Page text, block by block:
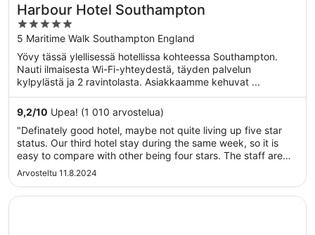
Harbour Hotel Southampton
5
out
of
5
5 Maritime Walk Southampton England
Yövy tässä ylellisessä hotellissa kohteessa Southampton.
Nauti ilmaisesta Wi-Fi-yhteydestä, täyden palvelun
kylpylästä ja 2 ravintolasta. Asiakkaamme kehuvat ...
9,2/10 Upea! (1 010 arvostelua)
"Definately good hotel, maybe not quite living up five star
status. Our third hotel stay during the same week, so it is
easy to compare with other being four stars. The staff are
doing their best, but glitches in new room cards and
shore is ..."
Arvosteltu 11.8.2024
Avautuu uuteen ikkunaan
voco Southampton by IHG